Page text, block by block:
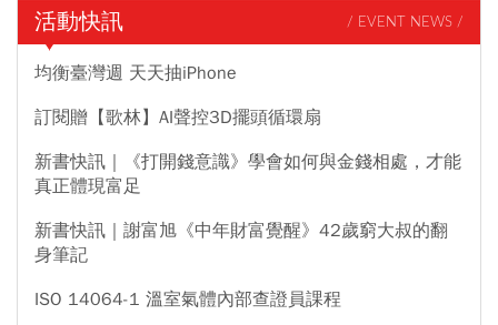
活動快訊 / EVENT NEWS /
均衡臺灣週 天天抽iPhone
訂閱贈【歌林】AI聲控3D擺頭循環扇
新書快訊｜《打開錢意識》學會如何與金錢相處，才能
真正體現富足
新書快訊｜謝富旭《中年財富覺醒》42歲窮大叔的翻
身筆記
ISO 14064-1 溫室氣體內部查證員課程